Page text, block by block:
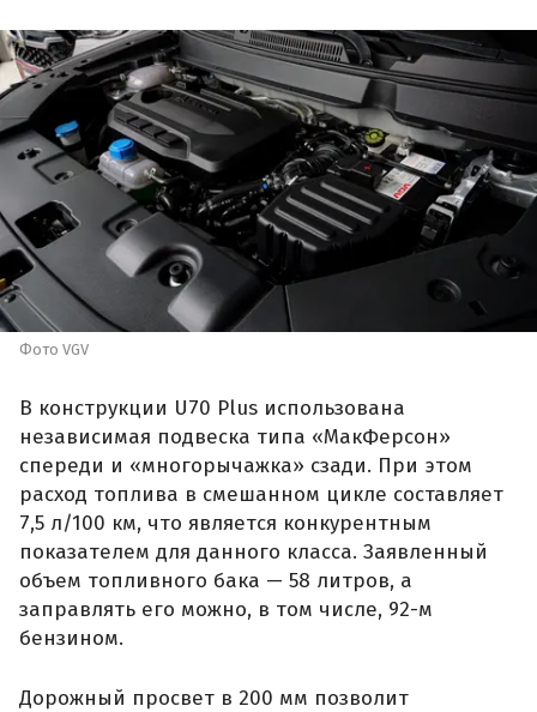
Фото VGV
В конструкции U70 Plus использована
независимая подвеска типа «МакФерсон»
спереди и «многорычажка» сзади. При этом
расход топлива в смешанном цикле составляет
7,5 л/100 км, что является конкурентным
показателем для данного класса. Заявленный
объем топливного бака — 58 литров, а
заправлять его можно, в том числе, 92-м
бензином.
Дорожный просвет в 200 мм позволит